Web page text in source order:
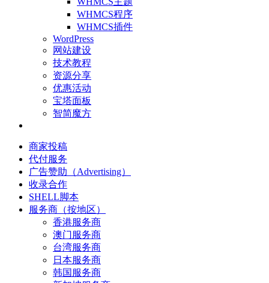
WHMCS程序
WHMCS插件
WordPress
网站建设
技术教程
资源分享
优惠活动
宝塔面板
智简魔方
商家投稿
代付服务
广告赞助（Advertising）
收录合作
SHELL脚本
服务商（按地区）
香港服务商
澳门服务商
台湾服务商
日本服务商
韩国服务商